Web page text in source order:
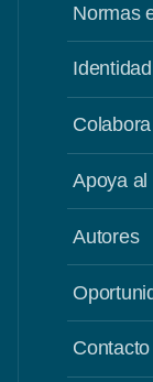
Normas
Identidad
Apoya al
Autores
Contacto